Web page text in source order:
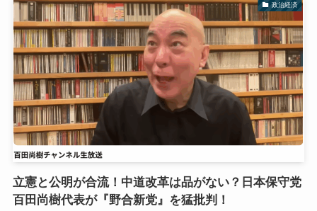
政治経済
立憲と公明が合流！中道改革は品がない？日本保守党
百田尚樹代表が『野合新党』を猛批判！